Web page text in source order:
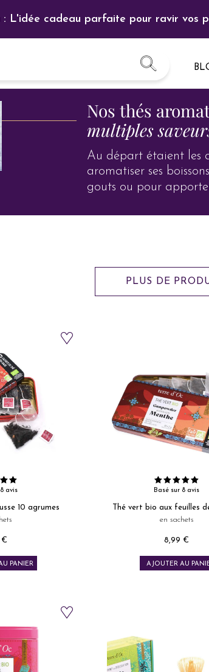
: L'idée cadeau parfaite pour ravir vos
Nos thés
multiples
Au départ étaient les
aromatiser ses
gouts ou pour
PLUS DE
avis
10 agrumes
€
PANIER
Basé sur 8 avis
Thé vert bio aux feuilles
en sachets
Prix
8,99 €
AJOUTER AU